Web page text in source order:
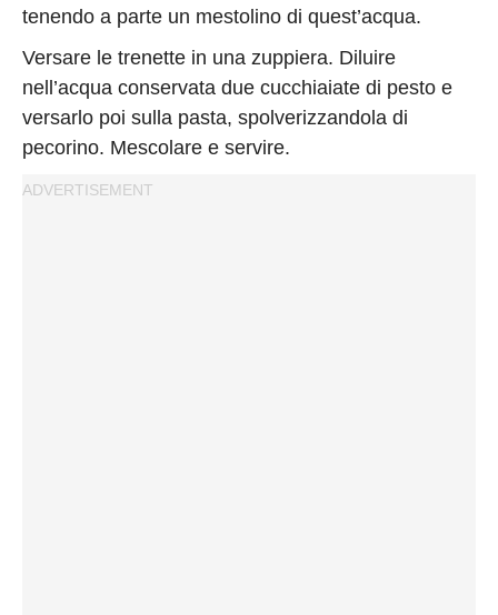
tenendo a parte un mestolino di quest’acqua.
Versare le trenette in una zuppiera. Diluire
nell’acqua conservata due cucchiaiate di pesto e
versarlo poi sulla pasta, spolverizzandola di
pecorino. Mescolare e servire.